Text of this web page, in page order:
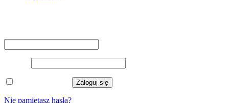
Zaloguj się
Nie pamiętasz hasła?